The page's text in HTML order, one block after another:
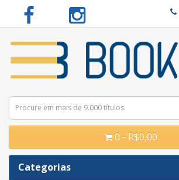
0 - R$0,00
Categorias